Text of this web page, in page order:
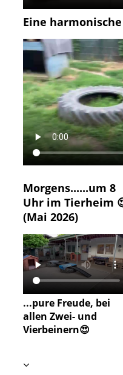
Eine
Morgens......um 8
Uhr im Tierheim
(Mai 2026)
...pure Freude, bei
allen Zwei- und
Vierbeinern😍